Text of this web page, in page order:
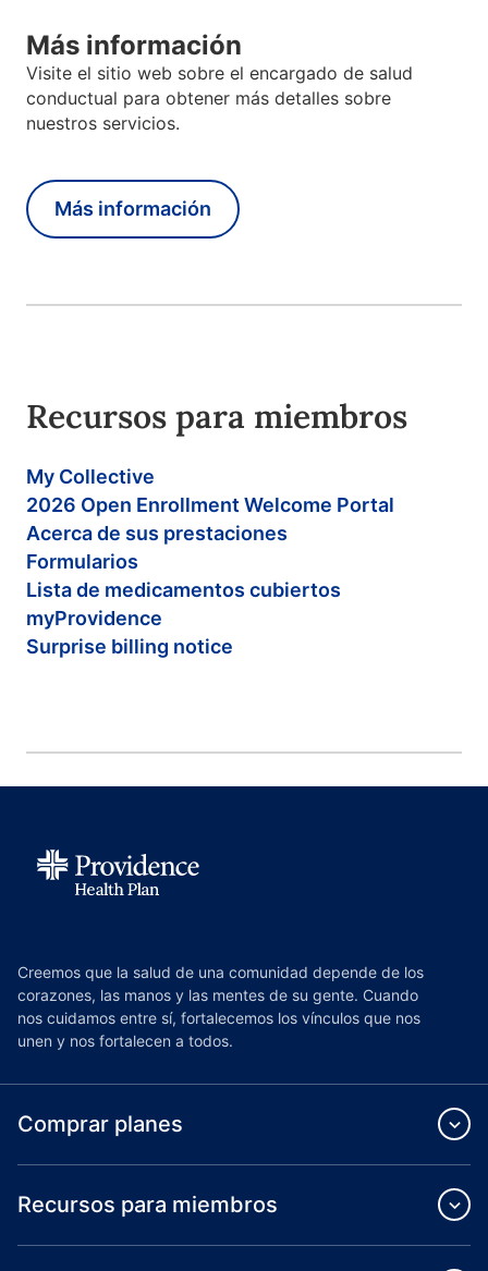
Más información
Visite el sitio web sobre el encargado de salud
conductual para obtener más detalles sobre
nuestros servicios.
Más información
Recursos para miembros
My Collective
2026 Open Enrollment Welcome Portal
Acerca de sus prestaciones
Formularios
Lista de medicamentos cubiertos
myProvidence
Surprise billing notice
Creemos que la salud de una comunidad depende de los
corazones, las manos y las mentes de su gente. Cuando
nos cuidamos entre sí, fortalecemos los vínculos que nos
unen y nos fortalecen a todos.
Comprar planes
Recursos para miembros